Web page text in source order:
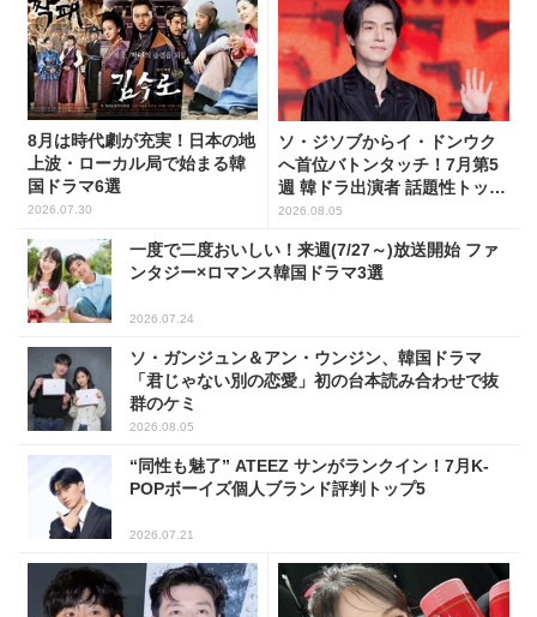
8月は時代劇が充実！日本の地
上波・ローカル局で始まる韓
国ドラマ6選
2026.07.30
ソ・ジソブからイ・ドンウク
へ首位バトンタッチ！7月第5
週 韓ドラ出演者 話題性トップ
5
2026.08.05
一度で二度おいしい！来週(7/27～)放送開始 ファ
ンタジー×ロマンス韓国ドラマ3選
2026.07.24
ソ・ガンジュン＆アン・ウンジン、韓国ドラマ
「君じゃない別の恋愛」初の台本読み合わせで抜
群のケミ
2026.08.05
“同性も魅了” ATEEZ サンがランクイン！7月K-
POPボーイズ個人ブランド評判トップ5
2026.07.21